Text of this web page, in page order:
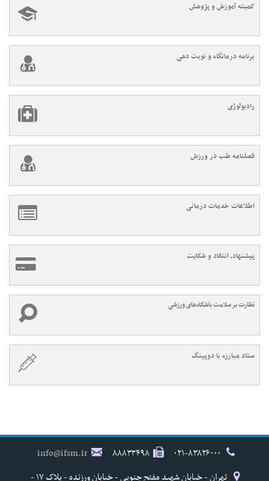
کمیته آموزش و پژوهش
برنامه درمانگاه و نوبت دهی
رادیولوژی
فصلنامه طب در ورزش
اطلاعات خدمات درمانی
پیشنهاد، انتقاد و شکایت
نظارت بر سلامت باشگاه‌های ورزشی
ستاد مبارزه با دوپینگ
۸۸۸۳۳۴۹۸
info@ifsm.ir
تهران - خیابان شهید مفتح جنوبی - خیابان ورزنده - پلاک ۱۷ -